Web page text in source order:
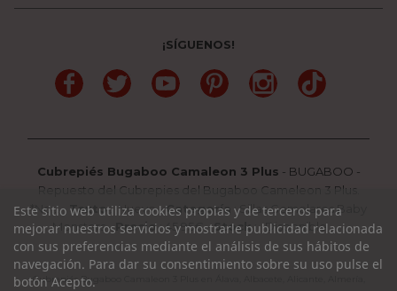
¡SÍGUENOS!
FacebookTwitter YouTube PinterestInstagramTikTok
Cubrepiés Bugaboo Camaleon 3 Plus - BUGABOO -
Repuesto del Cubrepies del Bugaboo Cameleon 3 Plus.
*No...- Texto:Nuevo-Categoría :Sillas Gemelares Baby
Monsters- Precio:45.95€ -Stock: Disponible
Este sitio web utiliza cookies propias y de terceros para
mejorar nuestros servicios y mostrarle publicidad relacionada
con sus preferencias mediante el análisis de sus hábitos de
navegación. Para dar su consentimiento sobre su uso pulse el
botón Acepto.
Cubrepiés Bugaboo Camaleon 3 Plus en Álava, Albacete, Alicante, Almería,